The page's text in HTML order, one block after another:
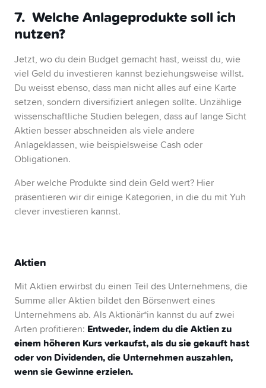
7. Welche Anlageprodukte soll ich
nutzen?
Jetzt, wo du dein Budget gemacht hast, weisst du, wie
viel Geld du investieren kannst beziehungsweise willst.
Du weisst ebenso, dass man nicht alles auf eine Karte
setzen, sondern diversifiziert anlegen sollte. Unzählige
wissenschaftliche Studien belegen, dass auf lange Sicht
Aktien besser abschneiden als viele andere
Anlageklassen, wie beispielsweise Cash oder
Obligationen.
Aber welche Produkte sind dein Geld wert? Hier
präsentieren wir dir einige Kategorien, in die du mit Yuh
clever investieren kannst.
Aktien
Mit Aktien erwirbst du einen Teil des Unternehmens, die
Summe aller Aktien bildet den Börsenwert eines
Unternehmens ab. Als Aktionär*in kannst du auf zwei
Arten profitieren: Entweder, indem du die Aktien zu
einem höheren Kurs verkaufst, als du sie gekauft hast
oder von Dividenden, die Unternehmen auszahlen,
wenn sie Gewinne erzielen.